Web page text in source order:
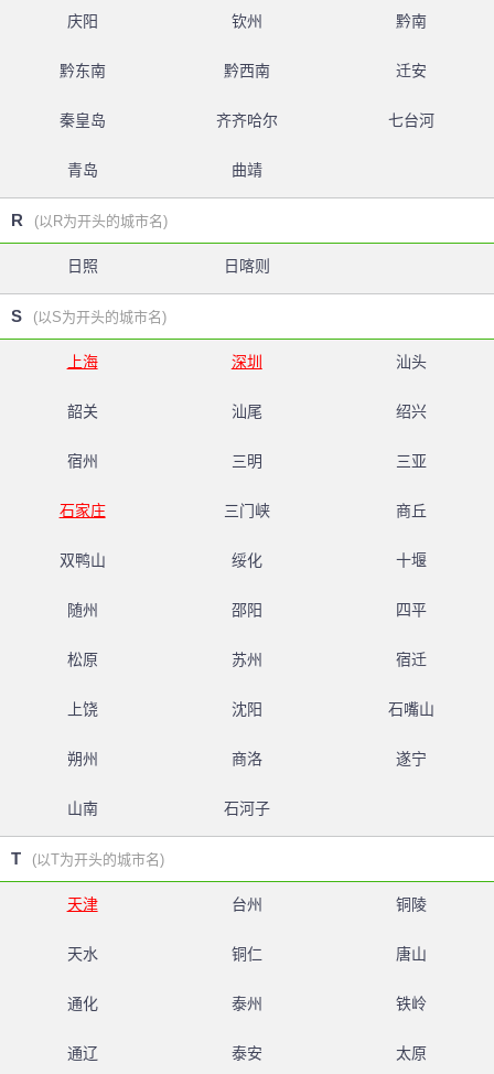
庆阳 钦州 黔南
黔东南 黔西南 迁安
秦皇岛 齐齐哈尔 七台河
青岛 曲靖
R (以R为开头的城市名)
日照 日喀则
S (以S为开头的城市名)
上海 深圳 汕头
韶关 汕尾 绍兴
宿州 三明 三亚
石家庄 三门峡 商丘
双鸭山 绥化 十堰
随州 邵阳 四平
松原 苏州 宿迁
上饶 沈阳 石嘴山
朔州 商洛 遂宁
山南 石河子
T (以T为开头的城市名)
天津 台州 铜陵
天水 铜仁 唐山
通化 泰州 铁岭
通辽 泰安 太原